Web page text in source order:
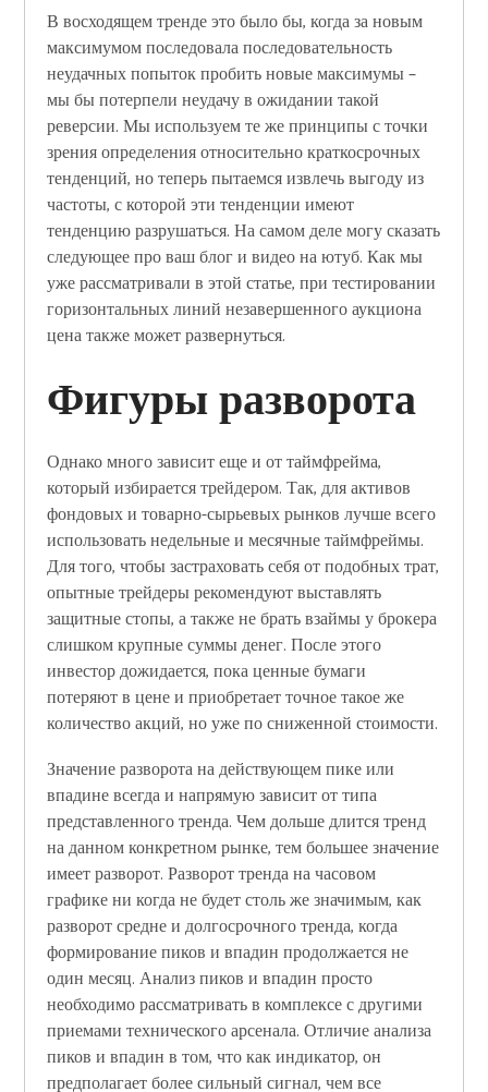
В восходящем тренде это было бы, когда за новым
максимумом последовала последовательность
неудачных попыток пробить новые максимумы –
мы бы потерпели неудачу в ожидании такой
реверсии. Мы используем те же принципы с точки
зрения определения относительно краткосрочных
тенденций, но теперь пытаемся извлечь выгоду из
частоты, с которой эти тенденции имеют
тенденцию разрушаться. На самом деле могу сказать
следующее про ваш блог и видео на ютуб. Как мы
уже рассматривали в этой статье, при тестировании
горизонтальных линий незавершенного аукциона
цена также может развернуться.
Фигуры разворота
Однако много зависит еще и от таймфрейма,
который избирается трейдером. Так, для активов
фондовых и товарно-сырьевых рынков лучше всего
использовать недельные и месячные таймфреймы.
Для того, чтобы застраховать себя от подобных трат,
опытные трейдеры рекомендуют выставлять
защитные стопы, а также не брать взаймы у брокера
слишком крупные суммы денег. После этого
инвестор дожидается, пока ценные бумаги
потеряют в цене и приобретает точное такое же
количество акций, но уже по сниженной стоимости.
Значение разворота на действующем пике или
впадине всегда и напрямую зависит от типа
представленного тренда. Чем дольше длится тренд
на данном конкретном рынке, тем большее значение
имеет разворот. Разворот тренда на часовом
графике ни когда не будет столь же значимым, как
разворот средне и долгосрочного тренда, когда
формирование пиков и впадин продолжается не
один месяц. Анализ пиков и впадин просто
необходимо рассматривать в комплексе с другими
приемами технического арсенала. Отличие анализа
пиков и впадин в том, что как индикатор, он
предполагает более сильный сигнал, чем все